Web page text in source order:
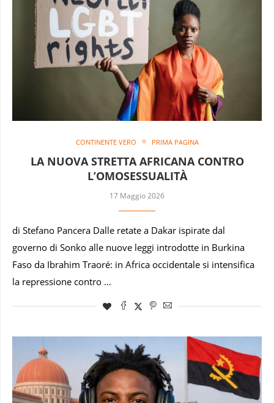
CONTINENTE VERO PRIMA PAGINA
LA NUOVA STRETTA AFRICANA CONTRO
L’OMOSESSUALITÀ
17 Maggio 2026
di Stefano Pancera Dalle retate a Dakar ispirate dal
governo di Sonko alle nuove leggi introdotte in Burkina
Faso da Ibrahim Traoré: in Africa occidentale si intensifica
la repressione contro …